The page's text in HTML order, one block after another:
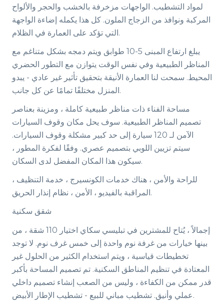
لمواد التشطيب. الواجهات مزخرفة بالخشب والحجر والألواح
المركبة ونوافذ من الزجاج الملون. كل هذا يكمله إضاءة الواجهة
التي تؤكد على العمارة في الظلام.
يبلغ ارتفاع المبنى 5-10 طوابق ويتم دمجه بشكل متناغم مع
المناظر الطبيعية وفي نفس الوقت يتوازن مع التطور الحضري
المحيط. سمحت لنا العمارة الأنيقة بتحقيق تأثير غير عادي - يبدو
المنزل مختلفًا تمامًا عن كل جانب.
مساحة الفناء ذات مناظر طبيعية كاملة ، ومزينة بعناصر
تصميم المناظر الطبيعية. سوف يحل مكان وقوف السيارات
الآمن لـ 120 سيارة إلى حد كبير مشكلة وقوف السيارات.
سيتم تزيين اللوبي بتصميم عصري. وفقًا لفكرة المطور ،
سيكون هذا المكان المفضل لدى السكان.
للراحة والأمن ، هناك خدمات الكونسيرج ، خدمة التنظيف ،
المراقبة بالفيديو ، الأمن ، نظام إنذار الحريق.
شقق سكنية
إجمالاً ، يُتاح للمشترين في تبليسي سكاي اختيار 110 شقة ، من
بينها خيارات من غرفة نوم واحدة إلى خمس غرف نوم. لا توجد
تخطيطات قياسية ، ويتم استخدام الكثير من الحلول غير
المعتادة في تنظيم المناطق السكنية. تم تصميم المساحة بأكبر
قدر ممكن من الكفاءة ، وليس من الصعب إنشاء تصميم داخلي
عملي وأنيق. تشطيب مباني للبيع - تشطيب الإطار الأبيض.